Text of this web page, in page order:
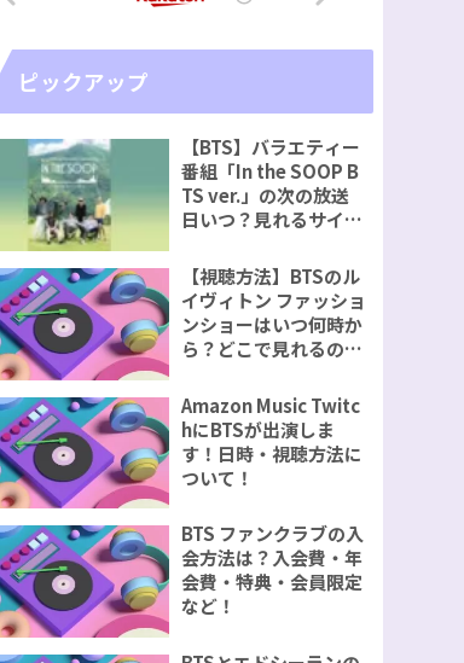
ピックアップ
【BTS】バラエティー
番組「In the SOOP B
TS ver.」の次の放送
日いつ？見れるサイト
【視聴方法】BTSのル
イヴィトン ファッショ
ンショーはいつ何時か
ら？どこで見れるの？
Amazon Music Twitc
hにBTSが出演しま
す！日時・視聴方法に
ついて！
BTS ファンクラブの入
会方法は？入会費・年
会費・特典・会員限定
など！